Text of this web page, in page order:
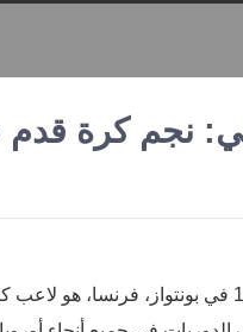
نجم كرة
موسى ديمبيلي، من مواليد 12 يوليو 1996